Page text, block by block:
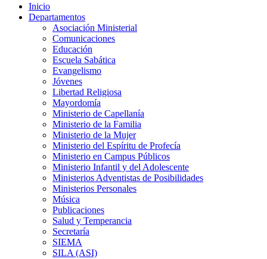
Inicio
Departamentos
Asociación Ministerial
Comunicaciones
Educación
Escuela Sabática
Evangelismo
Jóvenes
Libertad Religiosa
Mayordomía
Ministerio de Capellanía
Ministerio de la Familia
Ministerio de la Mujer
Ministerio del Espíritu de Profecía
Ministerio en Campus Públicos
Ministerio Infantil y del Adolescente
Ministerios Adventistas de Posibilidades
Ministerios Personales
Música
Publicaciones
Salud y Temperancia
Secretaría
SIEMA
SILA (ASI)